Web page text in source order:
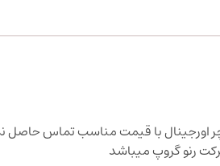
اورجینال با قیمت مناسب تماس حاصل
رنو گروپ میباشد